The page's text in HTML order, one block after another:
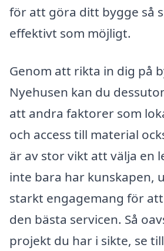
för att göra ditt bygge så
effektivt som möjligt.
Genom att rikta in dig på
Nyehusen kan du
att andra faktorer som
och access till material
är av stor vikt att välja en
inte bara har kunskapen,
starkt engagemang för
den bästa servicen. Så
projekt du har i sikte, se